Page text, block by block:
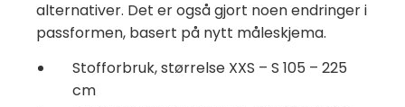
alternativer. Det er også gjort noen endringer i
passformen, basert på nytt måleskjema.
Stofforbruk, størrelse XXS – S 105 – 225
cm